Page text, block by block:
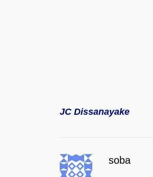
JC Dissanayake
soba